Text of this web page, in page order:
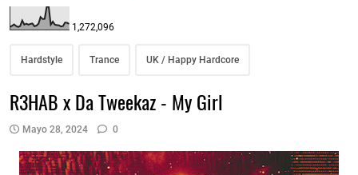
1,272,096
Hardstyle Trance UK / Happy Hardcore
R3HAB x Da Tweekaz - My Girl
Mayo 28, 2024 0